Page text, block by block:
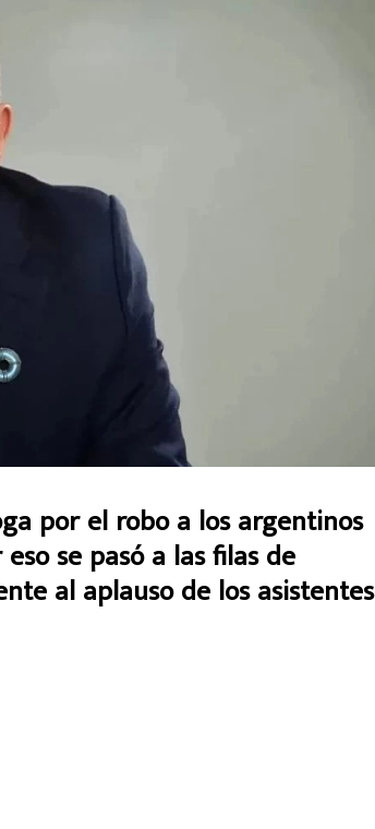
por el robo a los argentinos
se pasó a las filas de
al aplauso de los asistentes